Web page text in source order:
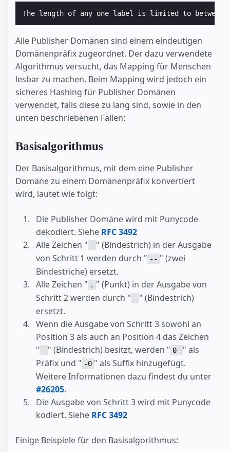
The length of any one label is limited to
Alle Publisher Domänen sind einem eindeutigen
Domänenpräfix zugeordnet. Der dazu verwendete
Algorithmus versucht, das Mapping für Menschen
lesbar zu machen. Beim Mapping wird jedoch ein
sicheres Hashing für Publisher Domänen
verwendet, falls diese zu lang sind, sowie in den
unten beschriebenen Fällen:
Basisalgorithmus
Der Basisalgorithmus, mit dem eine Publisher
Domäne zu einem Domänenpräfix konvertiert
wird, lautet wie folgt:
Die Publisher Domäne wird mit Punycode
dekodiert. Siehe RFC 3492
Alle Zeichen " - " (Bindestrich) in der Ausgabe
von Schritt 1 werden durch " -- " (zwei
Bindestriche) ersetzt.
Alle Zeichen " . " (Punkt) in der Ausgabe von
Schritt 2 werden durch " - " (Bindestrich)
ersetzt.
Wenn die Ausgabe von Schritt 3 sowohl an
Position 3 als auch an Position 4 das Zeichen
" - " (Bindestrich) besitzt, werden " 0- " als
Präfix und " -0 " als Suffix hinzugefügt.
Weitere Informationen dazu findest du unter
#26205.
Die Ausgabe von Schritt 3 wird mit Punycode
kodiert. Siehe RFC 3492
Einige Beispiele für den Basisalgorithmus: